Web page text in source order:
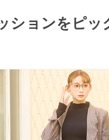
ションをピッ